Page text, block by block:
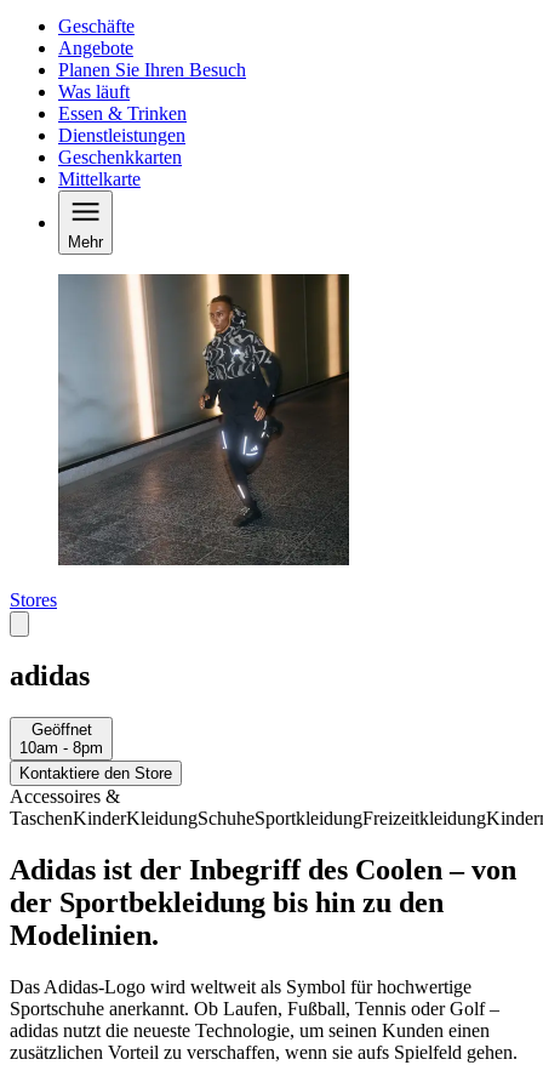
Geschäfte
Angebote
Planen Sie Ihren Besuch
Was läuft
Essen & Trinken
Dienstleistungen
Geschenkkarten
Mittelkarte
Mehr
Stores
adidas
Geöffnet
10am - 8pm
Kontaktiere den Store
Accessoires &
TaschenKinderKleidungSchuheSportkleidungFreizeitkleidung
Adidas ist der Inbegriff des Coolen – von
der Sportbekleidung bis hin zu den
Modelinien.
Das Adidas-Logo wird weltweit als Symbol für hochwertige
Sportschuhe anerkannt. Ob Laufen, Fußball, Tennis oder Golf –
adidas nutzt die neueste Technologie, um seinen Kunden einen
zusätzlichen Vorteil zu verschaffen, wenn sie aufs Spielfeld gehen.